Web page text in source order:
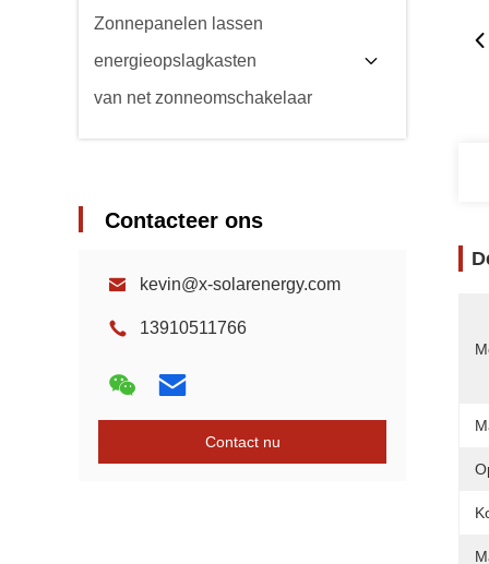
Zonnepanelen lassen
energieopslagkasten
van net zonneomschakelaar
Contacteer ons
kevin@x-solarenergy.com
13910511766
Contact nu